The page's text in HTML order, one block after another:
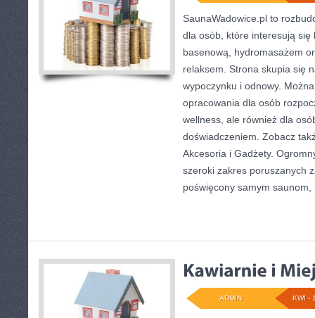
SaunaWadowice.pl to
dla osób, które interesują
basenową, hydromasażem
relaksem. Strona skupia się
wypoczynku i odnowy.
opracowania dla osób
wellness, ale również dla
doświadczeniem. Zobacz
Akcesoria i Gadżety.
szeroki zakres poruszanych
poświęcony samym saunom,
KWI -
ADMIN